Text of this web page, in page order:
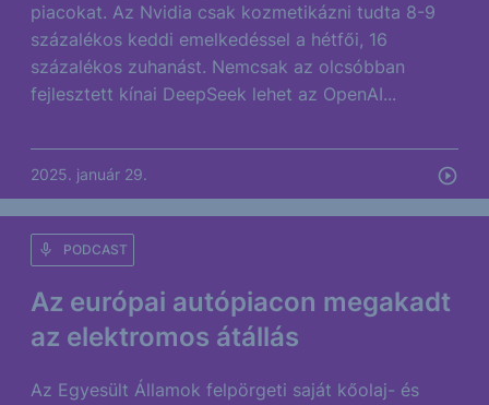
piacokat. Az Nvidia csak kozmetikázni tudta 8-9
százalékos keddi emelkedéssel a hétfői, 16
százalékos zuhanást. Nemcsak az olcsóbban
fejlesztett kínai DeepSeek lehet az OpenAI...
2025. január 29.
Az európai autópiacon megakadt
az elektromos átállás
PODCAST
Az Egyesült Államok felpörgeti saját kőolaj- és